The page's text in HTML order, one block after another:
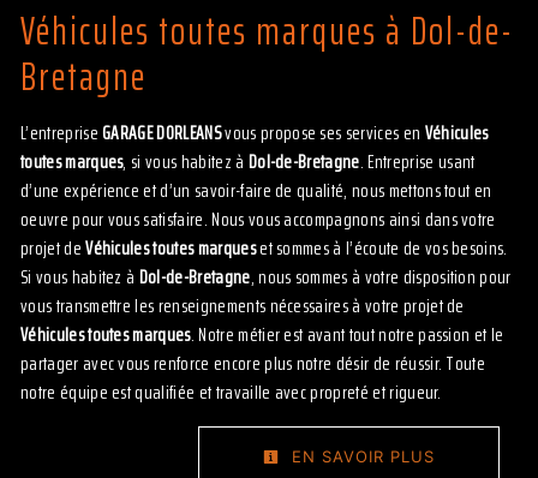
Véhicules toutes marques à Dol-de-
Bretagne
L’entrepriseGARAGE DORLEANSvous propose ses services en Véhicules
toutes marques, si vous habitez à Dol-de-Bretagne. Entreprise usant
d’une expérience et d’un savoir-faire de qualité, nous mettons tout en
oeuvre pour vous satisfaire. Nous vous accompagnons ainsi dans votre
projet deVéhicules toutes marqueset sommes à l’écoute de vos besoins.
Si vous habitez à Dol-de-Bretagne, nous sommes à votre disposition pour
vous transmettre les renseignements nécessaires à votre projet de
Véhicules toutes marques. Notre métier est avant tout notre passion et le
partager avec vous renforce encore plus notre désir de réussir. Toute
notre équipe est qualifiée et travaille avec propreté et rigueur.
EN SAVOIR PLUS